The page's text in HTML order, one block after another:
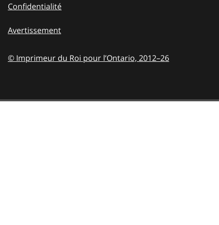
Confidentialité
Avertissement
© Imprimeur du Roi pour l’Ontario, 2012–26